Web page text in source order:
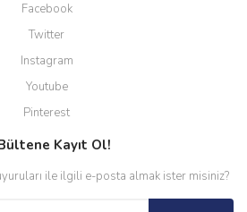
Facebook
Twitter
Instagram
Youtube
Pinterest
Kayıt Ol!
ile ilgili e-posta almak ister misiniz?